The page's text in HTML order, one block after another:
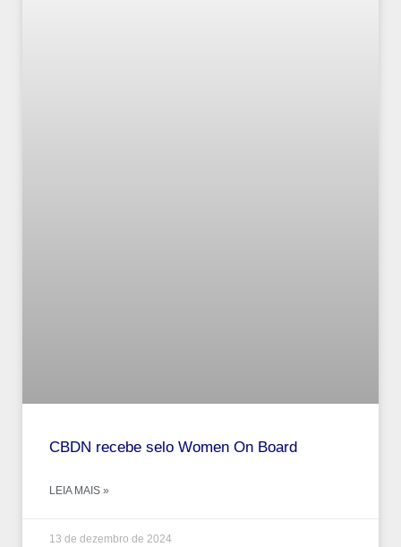
CBDN recebe selo Women On Board
LEIA MAIS »
13 de dezembro de 2024